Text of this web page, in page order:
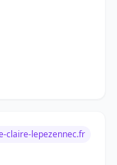
claire-lepezennec.fr